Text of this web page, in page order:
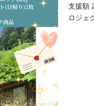
支援額
ロジェ